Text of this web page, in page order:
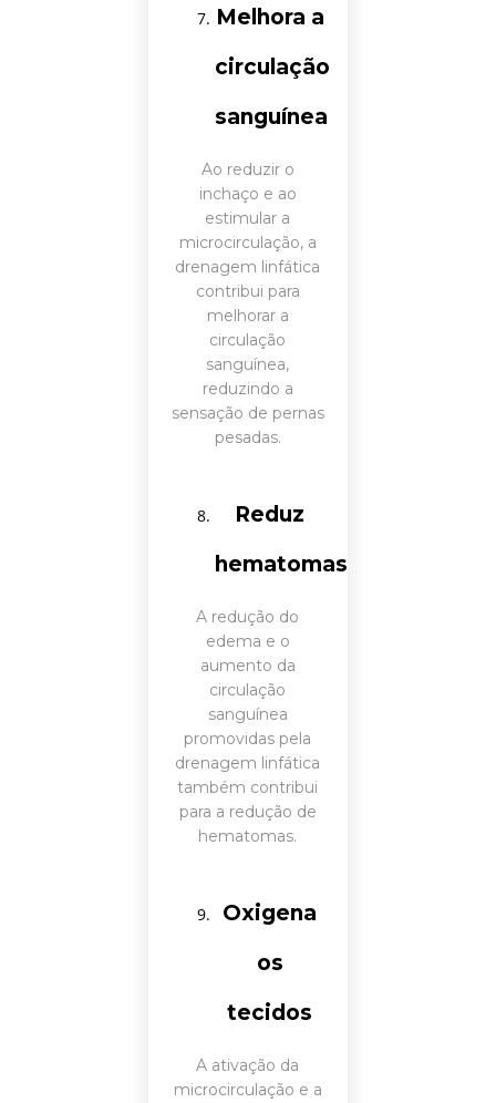
Melhora a
circulação
sanguínea
Ao reduzir o
inchaço e ao
estimular a
microcirculação, a
drenagem linfática
contribui para
melhorar a
circulação
sanguínea,
reduzindo a
sensação de pernas
pesadas.
Reduz
hematomas
A redução do
edema e o
aumento da
circulação
sanguínea
promovidas pela
drenagem linfática
também contribui
para a redução de
hematomas.
Oxigena
os
tecidos
A ativação da
microcirculação e a